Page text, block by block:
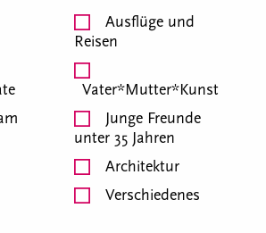
Ausflüge und
Reisen
Vater*Mutter*Kunst
Junge Freunde
unter 35 Jahren
Architektur
Verschiedenes